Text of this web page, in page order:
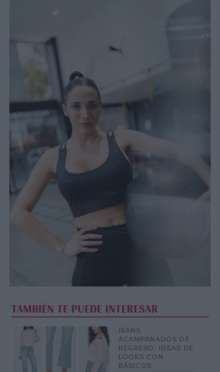
TAMBIÉN TE PUEDE INTERESAR
JEANS
ACAMPANADOS DE
REGRESO: IDEAS DE
LOOKS CON
BÁSICOS